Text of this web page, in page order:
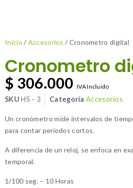
Inicio / Accesorios / Cronometro digital
Cronometro
$ 306.000 IVA Incluido
SKUHS - 3 Categoría Accesorios
Un cronómetro mide intervalos de
para contar períodos cortos.
A diferencia de un reloj, se enfoca en
temporal.
1/100 seg. – 10 Horas